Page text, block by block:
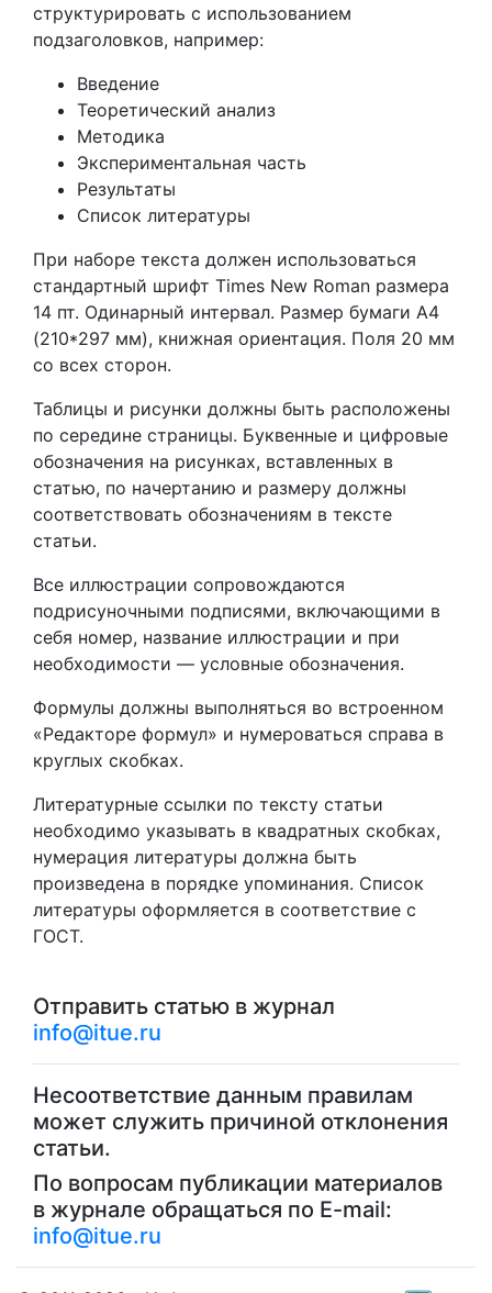
структурировать с использованием
подзаголовков, например:
Введение
Теоретический анализ
Методика
Экспериментальная часть
Результаты
Список литературы
При наборе текста должен использоваться
стандартный шрифт Times New Roman размера
14 пт. Одинарный интервал. Размер бумаги A4
(210*297 мм), книжная ориентация. Поля 20 мм
со всех сторон.
Таблицы и рисунки должны быть расположены
по середине страницы. Буквенные и цифровые
обозначения на рисунках, вставленных в
статью, по начертанию и размеру должны
соответствовать обозначениям в тексте
статьи.
Все иллюстрации сопровождаются
подрисуночными подписями, включающими в
себя номер, название иллюстрации и при
необходимости — условные обозначения.
Формулы должны выполняться во встроенном
«Редакторе формул» и нумероваться справа в
круглых скобках.
Литературные ссылки по тексту статьи
необходимо указывать в квадратных скобках,
нумерация литературы должна быть
произведена в порядке упоминания. Список
литературы оформляется в соответствие с
ГОСТ.
Отправить статью в журнал
info@itue.ru
Несоответствие данным правилам
может служить причиной отклонения
статьи.
По вопросам публикации материалов
в журнале обращаться по E-mail:
info@itue.ru